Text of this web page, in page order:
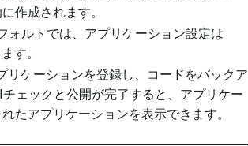
作成されます。
ォルトでは、アプリケーション設定は
す。
リケーションを登録し、コードをバックア
ェックと公開が完了すると、アプリケー
たアプリケーションを表示できます。